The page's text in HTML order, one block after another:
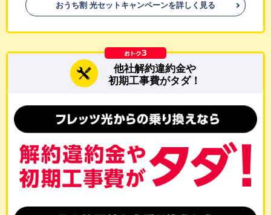
おうち割 光セットキャンペーンを詳しく見る
他社解約違約金や
初期工事費がタダ！